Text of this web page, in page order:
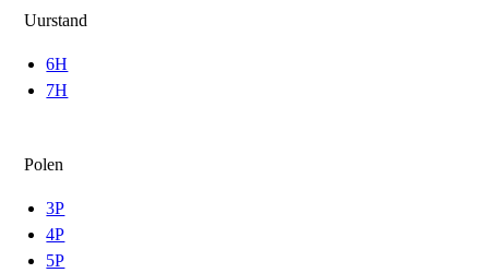
Uurstand
6H
7H
Polen
3P
4P
5P